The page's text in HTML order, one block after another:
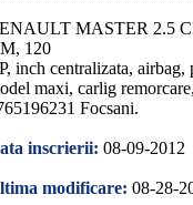
MASTER 2.5
120
inch centralizata, airbag,
maxi, carlig
Focsani.
inscrierii: 08-09-2012
modificare: 08-28-